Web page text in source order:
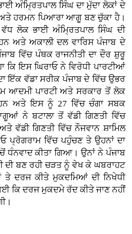
ਅੰਮ੍ਰਿਤਪਾਲ ਸਿੰਘ ਦਾ ਮੁੱਦਾ ਲੋਕਾਂ ਦੇ
ਅਤੇ ਹਰਮਨ ਪਿਆਰਾ ਆਗੂ ਬਣ ਚੁੱਕਾ ਹੈ।
ਲੋਕ ਭਾਈ ਅੰਮ੍ਰਿਤਪਾਲ ਸਿੰਘ ਦੀ
ਅਤੇ ਅਕਾਲੀ ਦਲ ਵਾਰਿਸ ਪੰਜਾਬ ਦੇ
ਵਿੱਚ ਪੰਥਕ ਰਾਜਨੀਤੀ ਦਾ ਦੌਰ ਸ਼ੁਰੂ
ਕਿ ਇਸ ਘਿਰਾਓ ਨੇ ਵਿਰੋਧੀ ਪਾਰਟੀਆਂ
ਇੱਕ ਵੱਡਾ ਸਰੀਕ ਪੰਜਾਬ ਦੇ ਵਿੱਚ ਉਭਰ
ਆਦਮੀ ਪਾਰਟੀ ਅਤੇ ਸਰਕਾਰ ਤੋਂ ਲੋਕ
ਅਤੇ ਇਸ ਨੂੰ 27 ਵਿੱਚ ਚੰਗਾ ਸਬਕ
ਨੇ ਬਟਾਲਾ ਤੋਂ ਵੱਡੀ ਗਿਣਤੀ ਵਿੱਚ
ਵੱਡੀ ਗਿਣਤੀ ਵਿੱਚ ਨੌਜਵਾਨ ਸ਼ਾਮਿਲ
ਪ੍ਰੋਗਰਾਮ ਵਿੱਚ ਪਹੁੰਚਣ ਤੇ ਉਹਨਾਂ ਦਾ
ਧੰਨਵਾਦ ਕੀਤਾ ਗਿਆ। ਉਨਾਂ ਨੇ ਪੰਜਾਬ
ਦੀ ਬਣ ਰਹੀ ਚੜਤ ਨੂੰ ਵੇਖ ਕੇ ਘਬਰਾਹਟ
ਦਰਜ ਕੀਤੇ ਮੁਕਦਮਿਆਂ ਦੀ ਨਿਖੇਧੀ
ਕਿ ਦਰਜ ਮੁਕਦਮੇ ਰੱਦ ਕੀਤੇ ਜਾਣ ਨਹੀਂ